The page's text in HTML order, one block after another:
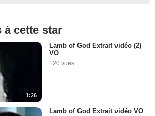
à cette star
1:26
Lamb of God Extrait vidéo (2)
VO
120 vues
Lamb of God Extrait vidéo VO